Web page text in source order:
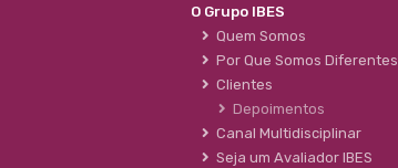
O Grupo IBES
Quem Somos
Por Que Somos Diferentes
Clientes
Depoimentos
Canal Multidisciplinar
Seja um Avaliador IBES